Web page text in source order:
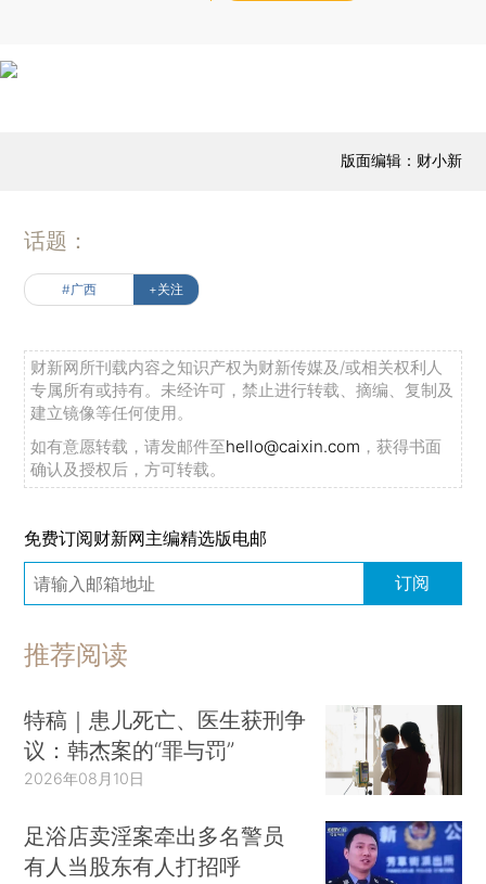
版面编辑：财小新
话题：
#广西 +关注
财新网所刊载内容之知识产权为财新传媒及/或相关权利人
专属所有或持有。未经许可，禁止进行转载、摘编、复制及
建立镜像等任何使用。
如有意愿转载，请发邮件至hello@caixin.com ，获得书面
确认及授权后，方可转载。
免费订阅财新网主编精选版电邮
订阅
推荐阅读
特稿｜患儿死亡、医生获刑争
议：韩杰案的“罪与罚”
2026年08月10日
足浴店卖淫案牵出多名警员
有人当股东有人打招呼